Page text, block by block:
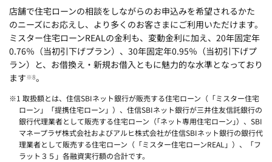
店舗で住宅ローンの相談をしながらのお申込みを希望されるかた
のニーズにお応えし、より多くのお客さまにご利用いただけます。
ミスター住宅ローンREALの金利も、変動金利に加え、20年固定年
0.76％（当初引下げプラン）、30年固定年0.95％（当初引下げプ
ラン）と、お借換え・新規お借入ともに魅力的な水準となっており
ます※8。
※1 取扱額とは、住信SBIネット銀行が販売する住宅ローン（「ミスター住宅
ローン」「提携住宅ローン」）、住信SBIネット銀行が三井住友信託銀行の
銀行代理業者として販売する住宅ローン（｢ネット専用住宅ローン｣）、SBI
マネープラザ株式会社およびアルヒ株式会社が住信SBIネット銀行の銀行代
理業者として販売する住宅ローン（「ミスター住宅ローンREAL」）、「フ
ラット３５」各融資実行額の合計です。